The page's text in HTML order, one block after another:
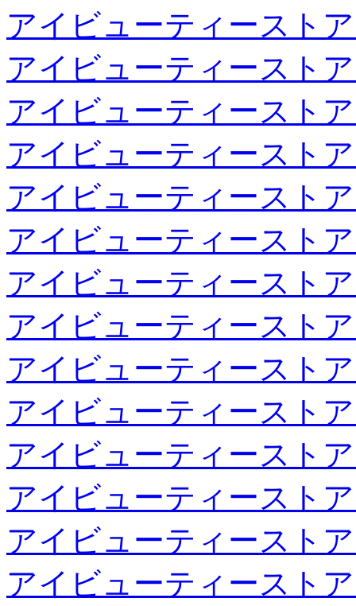
アイビューティースト
アイビューティースト
アイビューティースト
アイビューティースト
アイビューティースト
アイビューティースト
アイビューティースト
アイビューティースト
アイビューティースト
アイビューティースト
アイビューティースト
アイビューティースト
アイビューティースト
アイビューティースト